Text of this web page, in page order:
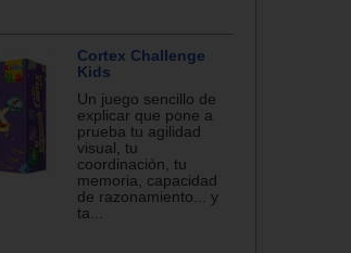
Cortex Challenge
Kids
Un juego sencillo de
explicar que pone a
prueba tu agilidad
visual, tu
coordinación, tu
memoria, capacidad
de razonamiento... y
ta...